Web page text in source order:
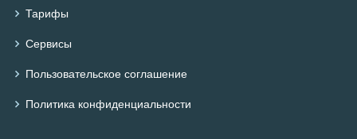
Тарифы
Сервисы
Пользовательское соглашение
Политика конфиденциальности